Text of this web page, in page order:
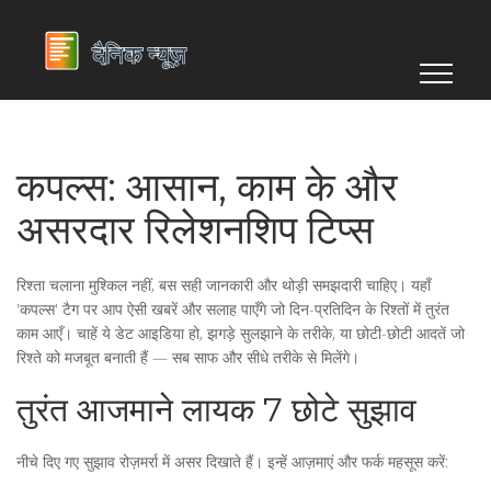
कपल्स: आसान, काम के और
असरदार रिलेशनशिप टिप्स
रिश्ता चलाना मुश्किल नहीं, बस सही जानकारी और थोड़ी समझदारी चाहिए। यहाँ
'कपल्स' टैग पर आप ऐसी खबरें और सलाह पाएँगे जो दिन-प्रतिदिन के रिश्तों में तुरंत
काम आएँ। चाहें ये डेट आइडिया हो, झगड़े सुलझाने के तरीके, या छोटी-छोटी आदतें जो
रिश्ते को मजबूत बनाती हैं — सब साफ और सीधे तरीके से मिलेंगे।
तुरंत आजमाने लायक 7 छोटे सुझाव
नीचे दिए गए सुझाव रोज़मर्रा में असर दिखाते हैं। इन्हें आज़माएं और फर्क महसूस करें: